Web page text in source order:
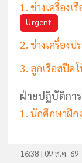
ช่างเครื่องเ
Urgent
ช่างเครื่องป
ลูกเรือสปีด
ฝ่ายปฏิบัติการ
นักศึกษาฝึก
16:38 | 09 ส.ค. 69